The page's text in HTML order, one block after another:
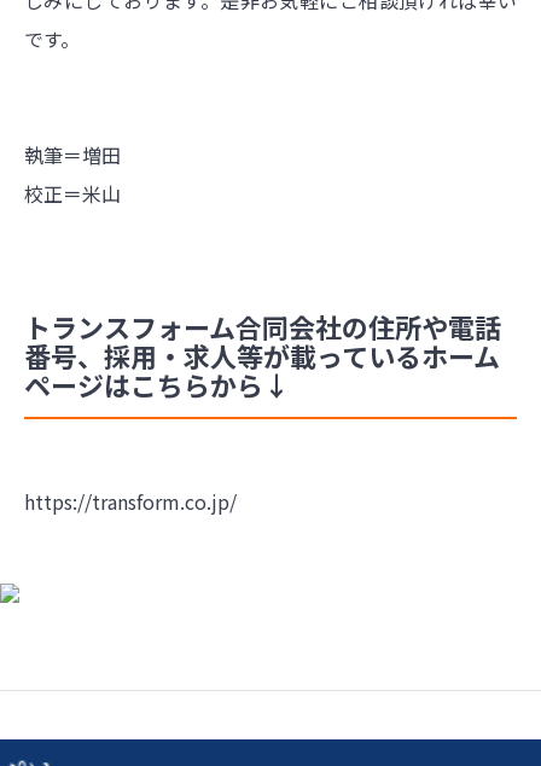
です。
執筆＝増田
校正＝米山
トランスフォーム合同会社の住所や電話
番号、採用・求人等が載っているホーム
ページはこちらから↓
https://transform.co.jp/